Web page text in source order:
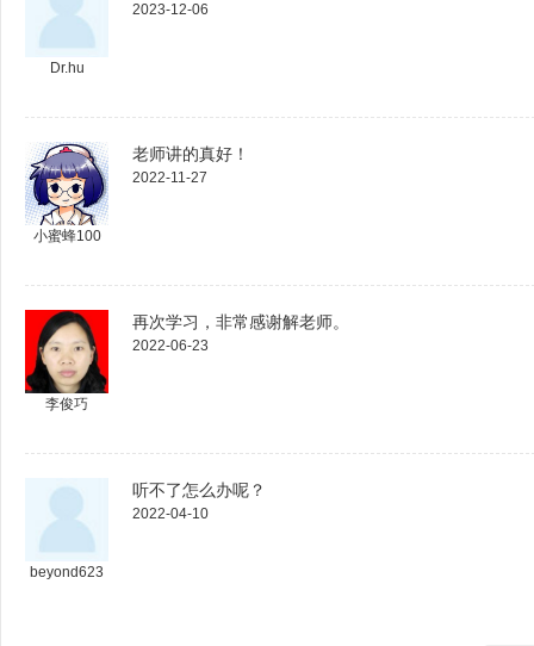
Dr.hu
2023-12-06
小蜜蜂100
老师讲的真好！
2022-11-27
李俊巧
再次学习，非常感谢解老师。
2022-06-23
beyond623
听不了怎么办呢？
2022-04-10